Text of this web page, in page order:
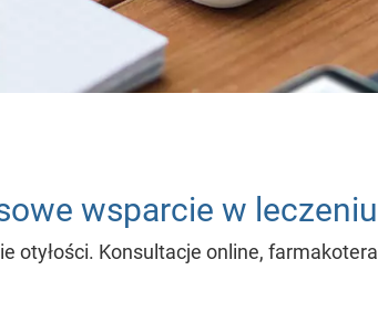
wsparcie w
Konsultacje online,